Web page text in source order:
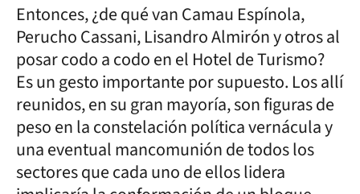
Entonces, ¿de qué van Camau Espínola,
Perucho Cassani, Lisandro Almirón y otros al
posar codo a codo en el Hotel de Turismo?
Es un gesto importante por supuesto. Los allí
reunidos, en su gran mayoría, son figuras de
peso en la constelación política vernácula y
una eventual mancomunión de todos los
sectores que cada uno de ellos lidera